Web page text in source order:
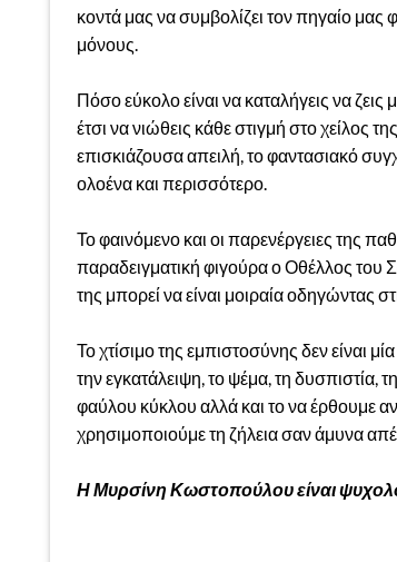
κοντά μας να συμβολίζει τον πηγαίο
μόνους.
Πόσο εύκολο είναι να καταλήγεις να
έτσι να νιώθεις κάθε στιγμή στο χείλος
επισκιάζουσα απειλή, το φαντασιακό
ολοένα και περισσότερο.
Το φαινόμενο και οι παρενέργειες της
παραδειγματική φιγούρα ο Οθέλλος του
της μπορεί να είναι μοιραία οδηγώντας
Το χτίσιμο της εμπιστοσύνης δεν είναι
την εγκατάλειψη, το ψέμα, τη δυσπιστία,
φαύλου κύκλου αλλά και το να έρθουμε
χρησιμοποιούμε τη ζήλεια σαν άμυνα
Η Μυρσίνη Κωστοπούλου είναι